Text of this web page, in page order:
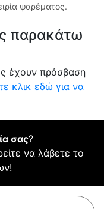
ψαρέματος.
παρακάτω
έχουν πρόσβαση
κλικ εδώ για να
σας?
να λάβετε το